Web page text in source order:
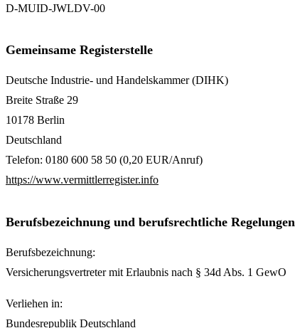
D-MUID-JWLDV-00
Gemeinsame Registerstelle
Deutsche Industrie- und Handelskammer (DIHK)
Breite Straße 29
10178 Berlin
Deutschland
Telefon: 0180 600 58 50 (0,20 EUR/Anruf)
https://www.vermittlerregister.info
Berufsbezeichnung und berufsrechtliche Regelungen
Berufsbezeichnung:
Versicherungsvertreter mit Erlaubnis nach § 34d Abs. 1 GewO
Verliehen in:
Bundesrepublik Deutschland